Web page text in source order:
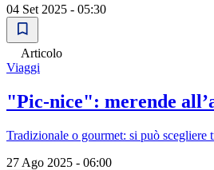
04 Set 2025 - 05:30
Articolo
Viaggi
"Pic-nice": merende
Tradizionale o gourmet: si può
27 Ago 2025 - 06:00